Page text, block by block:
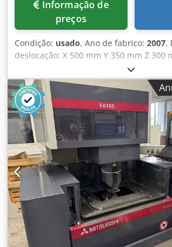
preços
Condição: usado, Ano de fabrico: 2007,
deslocação: X 500 mm Y 350 mm Z 300
Dl Rskjck Máquina de banho-maria
automático